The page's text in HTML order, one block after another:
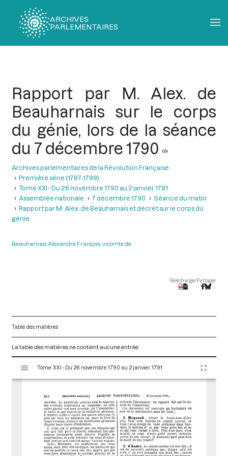
ARCHIVES
PARLEMENTAIRES
Rapport par M. Alex. de
Beauharnais sur le corps
du génie, lors de la séance
du 7 décembre 1790
Archives parlementaires de la Révolution Française
Première série (1787-1799)
Tome XXI - Du 26 novembre 1790 au 2 janvier 1791
Assemblée nationale
7 décembre 1790
Séance du matin
Rapport par M. Alex. de Beauharnais et décret sur le corps du
génie
Beauharnais Alexandre François, vicomte de
TéléchargerPartager
Table des matières
La table des matières ne contient aucune entrée.
s
Tome XXI - Du 26 novembre 1790 au 2 janvier 1791